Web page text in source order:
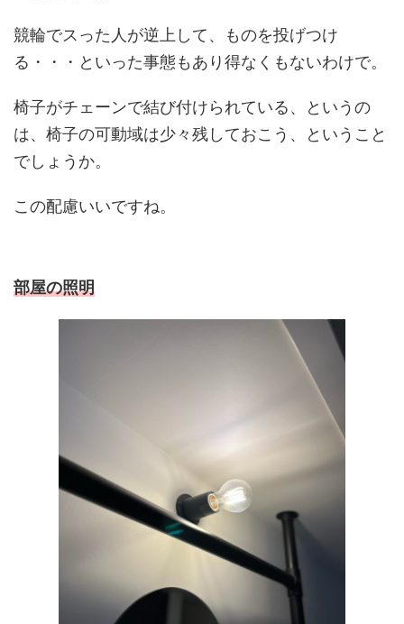
競輪でスった人が逆上して、ものを投げつけ
る・・・といった事態もあり得なくもないわけで。
椅子がチェーンで結び付けられている、というの
は、椅子の可動域は少々残しておこう、ということ
でしょうか。
この配慮いいですね。
部屋の照明